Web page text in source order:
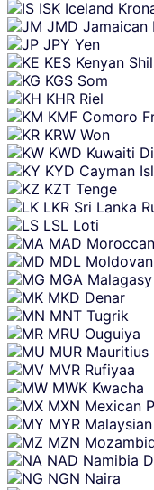
ISK Iceland
JMD Jamaican
JPY Yen
KES Kenyan
KGS Som
KHR Riel
KMF Comoro
KRW Won
KWD Kuwaiti
KYD Cayman
KZT Tenge
LKR Sri Lanka
LSL Loti
MAD
MDL
MGA
MKD Denar
MNT Tugrik
MRU Ouguiya
MUR Mauritius
MVR Rufiyaa
MWK Kwacha
MXN Mexican
MYR
MZN
NAD Namibia
NGN Naira